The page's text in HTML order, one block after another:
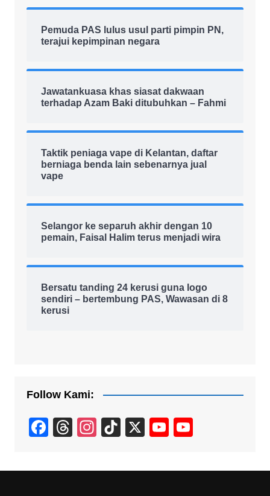
Pemuda PAS lulus usul parti pimpin PN,
terajui kepimpinan negara
Jawatankuasa khas siasat dakwaan
terhadap Azam Baki ditubuhkan – Fahmi
Taktik peniaga vape di Kelantan, daftar
berniaga benda lain sebenarnya jual
vape
Selangor ke separuh akhir dengan 10
pemain, Faisal Halim terus menjadi wira
Bersatu tanding 24 kerusi guna logo
sendiri – bertembung PAS, Wawasan di 8
kerusi
Follow Kami:
F
c
T
e
In
a
Ti
T
X
Y
u
u